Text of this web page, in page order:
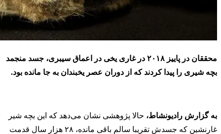
محققان در پاییز ۲۰۱۸ در غاری یخی در اعماق سیبری، جسد منجمد
بچه شیری را پیدا کردند که از دوران عصر یخبندان به جا مانده بود.
به گزارش رادیونشاط، حالا پژوهشی نشان می‌دهد که این بچه شیر
غارنشین که جسدش تقریبا سالم باقی مانده، ۲۸ هزار سال قدمت